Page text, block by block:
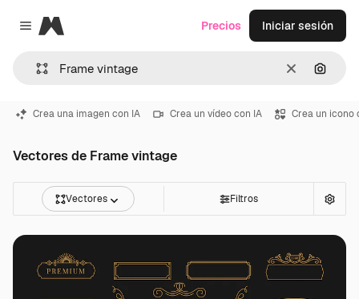
Close menu
Magnific
Borrar
Precios Iniciar sesión
Crea una imagen con IA Crea un vídeo con IA Crea un icono
Vectores de Frame vintage
Vectores Filtros